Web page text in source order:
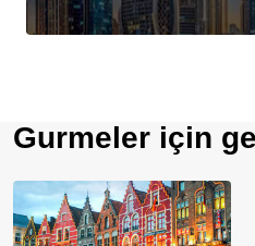
Gurmeler için